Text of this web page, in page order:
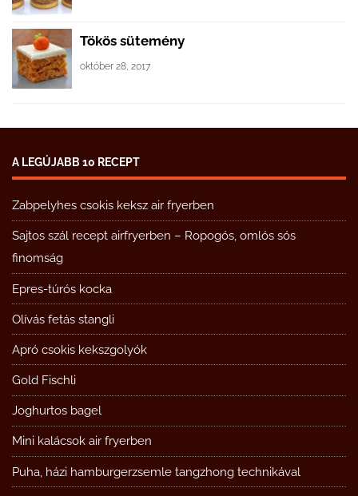
Tökös sütemény
október 28, 2017
A LEGÚJABB 10 RECEPT
Zabpelyhes csokis keksz air fryerben
Sajtos szál recept airfryerben – Ropogós, omlós sós
finomság
Epres-túrós kocka
Olívás fetás stangli
Apró csokis kekszgolyók
Gold Fischli
Joghurtos bagel
Mini kalácsok air fryerben
Puha, házi hamburgerzsemle tangzhong technikával